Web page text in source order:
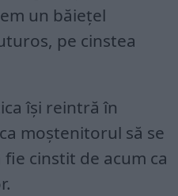
un băiețel
pe cinstea
își reintră în
moștenitorul să se
cinstit de acum ca